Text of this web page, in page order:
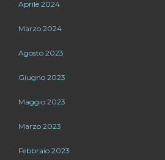
Aprile 2024
Marzo 2024
Agosto 2023
Giugno 2023
Maggio 2023
Marzo 2023
Febbraio 2023